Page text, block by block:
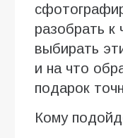
разобрать к
выбирать
и на что
подарок
Кому